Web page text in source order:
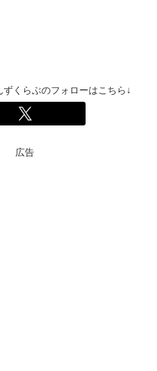
くらぶのフォローはこちら↓
広告